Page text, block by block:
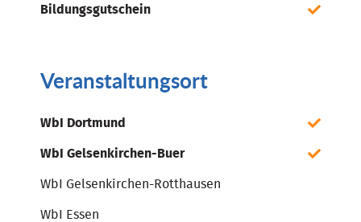
Bildungsgutschein
Veranstaltungsort
WbI Dortmund
WbI Gelsenkirchen-Buer
WbI Gelsenkirchen-Rotthausen
WbI Essen